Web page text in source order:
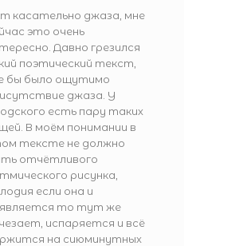
касательно джаза, мне
это очень
Давно грезился
поэтический текст,
бы было ощутимо
джаза. У
есть пару таких
В моём понимании в
тексте не должно
отчётливого
рисунка,
если она и
то тут же
испаряется и всё
на сиюминутных